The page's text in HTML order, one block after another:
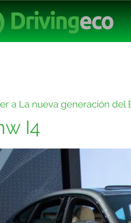
a La nueva generación del
I4